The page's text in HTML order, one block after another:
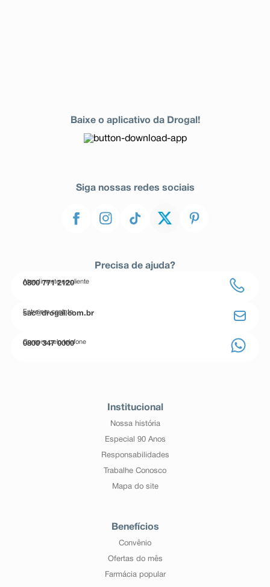
Baixe o aplicativo da Drogal!
Siga nossas redes sociais
Precisa de ajuda?
Atendimento ao cliente
0800 771 2120
Entre em contato
sac@drogal.com.br
Compre pelo telefone
0800 347 0000
Institucional
Nossa história
Especial 90 Anos
Responsabilidades
Trabalhe Conosco
Mapa do site
Benefícios
Convênio
Ofertas do mês
Farmácia popular